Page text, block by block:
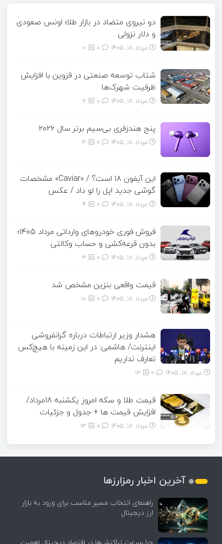
دو نیروی متضاد در بازار طلا؛ اونس صعودی
و دلار نزولی
مرداد ۱۸, ۱۴۰۵ 0
شتاب توسعه صنعتی در قزوین با افزایش
ظرفیت شهرک‌ها
مرداد ۱۸, ۱۴۰۵ 2
پنج هندزفری بی‌سیم برتر سال ۲۰۲۶
مرداد ۱۸, ۱۴۰۵ 3
این آیفون ۱۸ است؟ / «Caviar» مشخصات
گوشی جدید اپل را لو داد / عکس
مرداد ۱۸, ۱۴۰۵ 4
فروش فوری خودروهای وارداتی مرداد ۱۴۰۵؛
بدون قرعه‌کشی و حساب وکالتی
مرداد ۱۸, ۱۴۰۵ 3
قیمت واقعی بنزین مشخص شد
مرداد ۱۸, ۱۴۰۵ 10
هشدار وزیر ارتباطات درباره گرانفروشی
اینترنت/ هاشمی: در این زمینه با هیچ‌کس
تعارف نداریم
مرداد ۱۸, ۱۴۰۵ 12
قیمت طلا و سکه امروز یکشنبه 18مرداد/
افزایش قیمت ها + جدول و جزئیات
مرداد ۱۸, ۱۴۰۵ 13
آخرین اخبار رمزارزها
راهنمای انتخاب مسیر مناسب برای ورود به بازار
ارز دیجیتال